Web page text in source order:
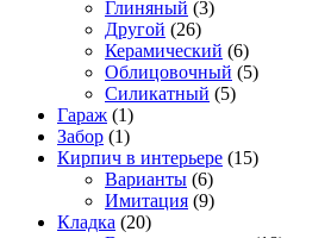
Глиняный (3)
Другой (26)
Керамический (6)
Облицовочный (5)
Силикатный (5)
Гараж (1)
Забор (1)
Кирпич в интерьере (15)
Варианты (6)
Имитация (9)
Кладка (20)